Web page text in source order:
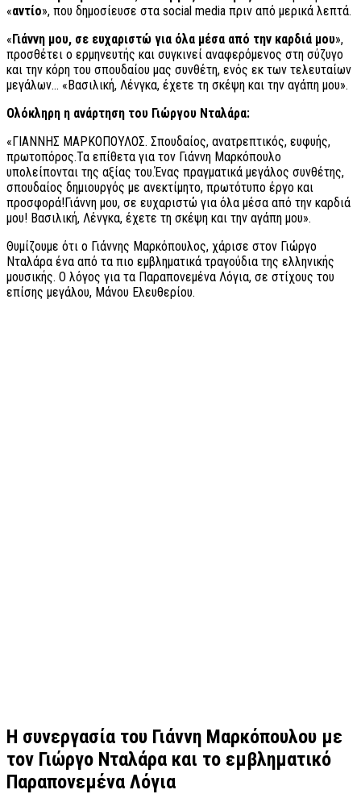
«αντίο», που δημοσίευσε στα social media πριν από μερικά λεπτά.
«Γιάννη μου, σε ευχαριστώ για όλα μέσα από την καρδιά μου»,
προσθέτει ο ερμηνευτής και συγκινεί αναφερόμενος στη σύζυγο
και την κόρη του σπουδαίου μας συνθέτη, ενός εκ των τελευταίων
μεγάλων… «Βασιλική, Λένγκα, έχετε τη σκέψη και την αγάπη μου».
Ολόκληρη η ανάρτηση του Γιώργου Νταλάρα:
«ΓΙΑΝΝΗΣ ΜΑΡΚΟΠΟΥΛΟΣ. Σπουδαίος, ανατρεπτικός, ευφυής,
πρωτοπόρος.Τα επίθετα για τον Γιάννη Μαρκόπουλο
υπολείπονται της αξίας του.Ένας πραγματικά μεγάλος συνθέτης,
σπουδαίος δημιουργός με ανεκτίμητο, πρωτότυπο έργο και
προσφορά!Γιάννη μου, σε ευχαριστώ για όλα μέσα από την καρδιά
μου! Βασιλική, Λένγκα, έχετε τη σκέψη και την αγάπη μου».
Θυμίζουμε ότι ο Γιάννης Μαρκόπουλος, χάρισε στον Γιώργο
Νταλάρα ένα από τα πιο εμβληματικά τραγούδια της ελληνικής
μουσικής. Ο λόγος για τα Παραπονεμένα Λόγια, σε στίχους του
επίσης μεγάλου, Μάνου Ελευθερίου.
Η συνεργασία του Γιάννη Μαρκόπουλου με
τον Γιώργο Νταλάρα και το εμβληματικό
Παραπονεμένα Λόγια